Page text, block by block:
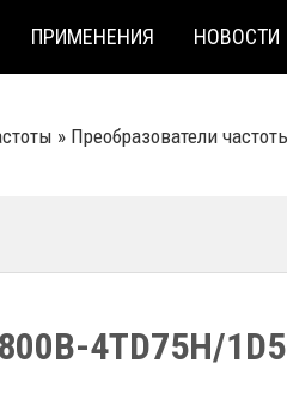
ПРИМЕНЕНИЯ НОВОСТИ
» Преобразователи
4TD75H/